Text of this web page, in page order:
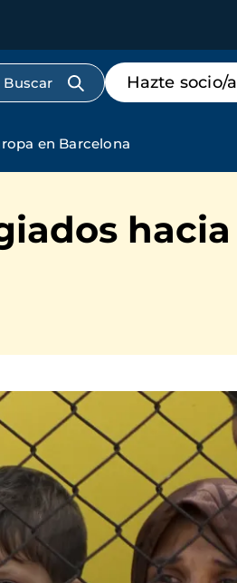
Menú
de
destacados
Hazte socio/a
en Barcelona
hacia